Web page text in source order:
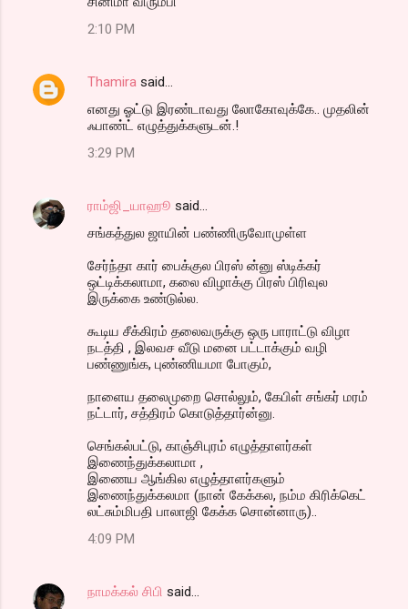
2:10 PM
Thamira said…
எனது ஓட்டு இரண்டாவது லோகோவுக்கே.. முதலின்
ஃபாண்ட் எழுத்துக்களுடன்.!
3:29 PM
ராம்ஜி_யாஹூ said…
சங்கத்துல ஜாயின் பண்ணிருவோமுள்ள
சேர்ந்தா கார் பைக்குல பிரஸ் ன்னு ஸ்டிக்கர்
ஒட்டிக்கலாமா, கலை விழாக்கு பிரஸ் பிரிவுல
இருக்கை உண்டுல்ல.
கூடிய சீக்கிரம் தலைவருக்கு ஒரு பாராட்டு விழா
நடத்தி , இலவச வீடு மனை பட்டாக்கும் வழி
பண்ணுங்க, புண்ணியமா போகும்,
நாளைய தலைமுறை சொல்லும், கேபிள் சங்கர் மரம்
நட்டார், சத்திரம் கொடுத்தார்ன்னு.
செங்கல்பட்டு, காஞ்சிபுரம் எழுத்தாளர்கள்
இணைந்துக்கலாமா ,
இணைய ஆங்கில எழுத்தாளர்களும்
இணைந்துக்கலமா (நான் கேக்கல, நம்ம கிரிக்கெட்
லட்சும்மிபதி பாலாஜி கேக்க சொன்னாரு)..
4:09 PM
நாமக்கல் சிபி said…